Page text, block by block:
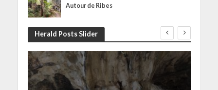
Autour de Ribes
Herald Posts Slider